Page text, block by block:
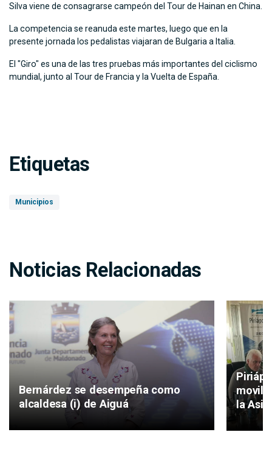
Silva viene de consagrarse campeón del Tour de Hainan en China.
La competencia se reanuda este martes, luego que en la
presente jornada los pedalistas viajaran de Bulgaria a Italia.
El "Giro" es una de las tres pruebas más importantes del ciclismo
mundial, junto al Tour de Francia y la Vuelta de España.
Etiquetas
Municipios
Noticias Relacionadas
Bernárdez se desempeña como
alcaldesa (i) de Aiguá
la